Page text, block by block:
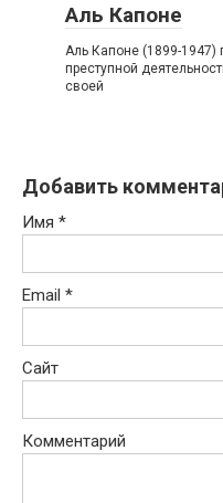
Аль Капоне
Аль Капоне (1899-
преступной
своей
Добавить
Имя *
Email *
Сайт
Комментарий